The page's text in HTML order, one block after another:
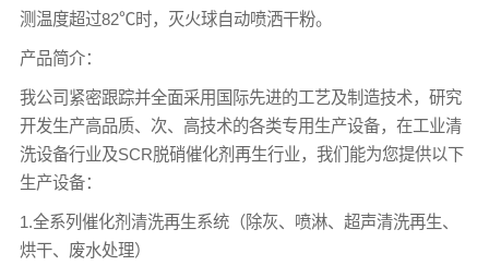
测温度超过82℃时，灭火球自动喷洒干粉。
产品简介：
我公司紧密跟踪并全面采用国际先进的工艺及制造技术，研究
开发生产高品质、次、高技术的各类专用生产设备，在工业清
洗设备行业及SCR脱硝催化剂再生行业，我们能为您提供以下
生产设备：
1.全系列催化剂清洗再生系统（除灰、喷淋、超声清洗再生、
烘干、废水处理）